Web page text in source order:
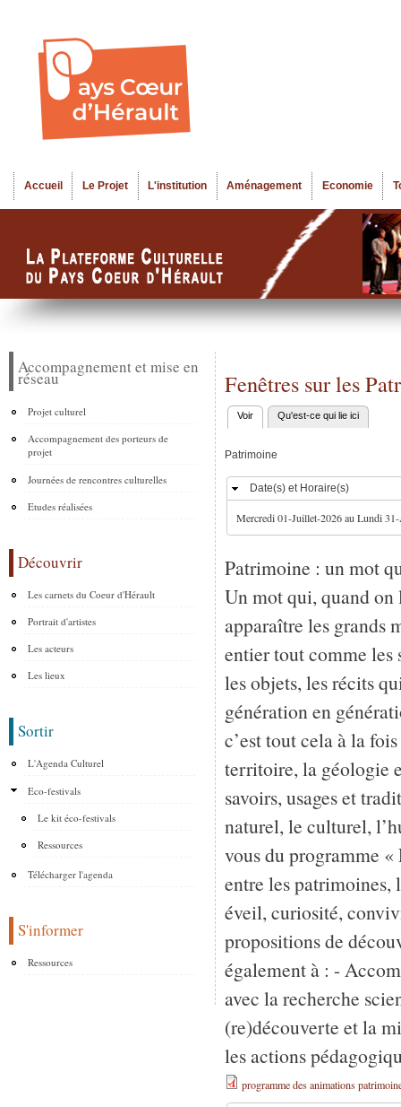
Menu principal
Accueil Le Projet L'institution Aménagement Economie
Accompagnement et mise en
réseau
Projet culturel
Accompagnement des porteurs de
projet
Journées de rencontres culturelles
Etudes réalisées
Découvrir
Les carnets du Coeur d'Hérault
Portrait d'artistes
Les acteurs
Les lieux
Sortir
L'Agenda Culturel
Eco-festivals
Le kit éco-festivals
Ressources
Télécharger l'agenda
S'informer
Ressources
Fenêtres sur les
Onglets principaux
Voir (onglet actif)
Qu'est-ce qui lie ici
Patrimoine
Masquer
Date(s) et Horaire(s)
Mercredi 01-Juillet-2026auLundi
Patrimoine : un mot
Un mot qui, quand on
apparaître les grands
entier tout comme
les objets, les récits
génération en
c’est tout cela à la
territoire, la géologie
savoirs, usages et
naturel, le culturel,
vous du programme
entre les patrimoines,
éveil, curiosité,
propositions de
également à : -
avec la recherche
(re)découverte et la
les actions
programme des animations